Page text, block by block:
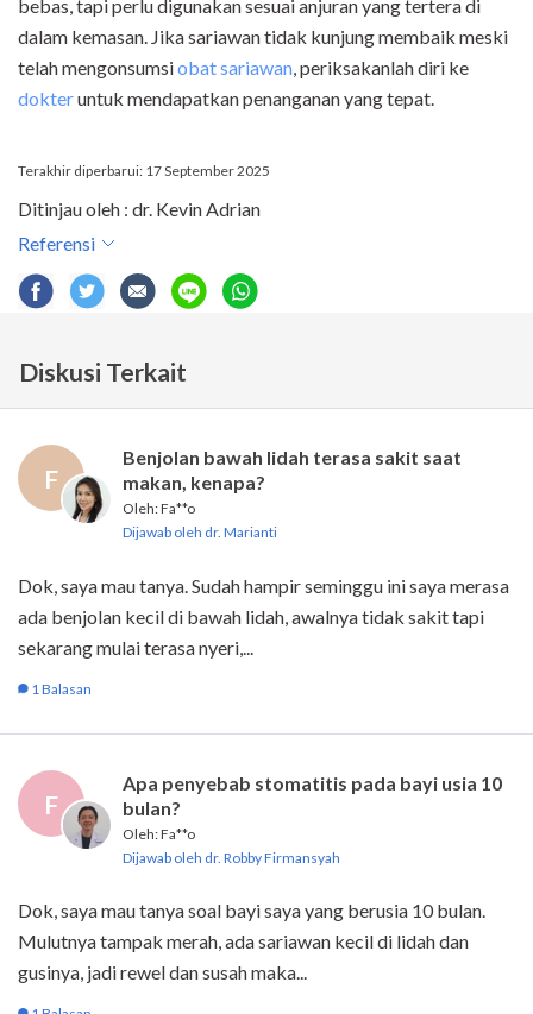
bebas, tapi perlu digunakan sesuai anjuran yang tertera di
dalam kemasan. Jika sariawan tidak kunjung membaik meski
telah mengonsumsiobat sariawan, periksakanlah diri ke
dokteruntuk mendapatkan penanganan yang tepat.
Terakhir diperbarui: 17 September 2025